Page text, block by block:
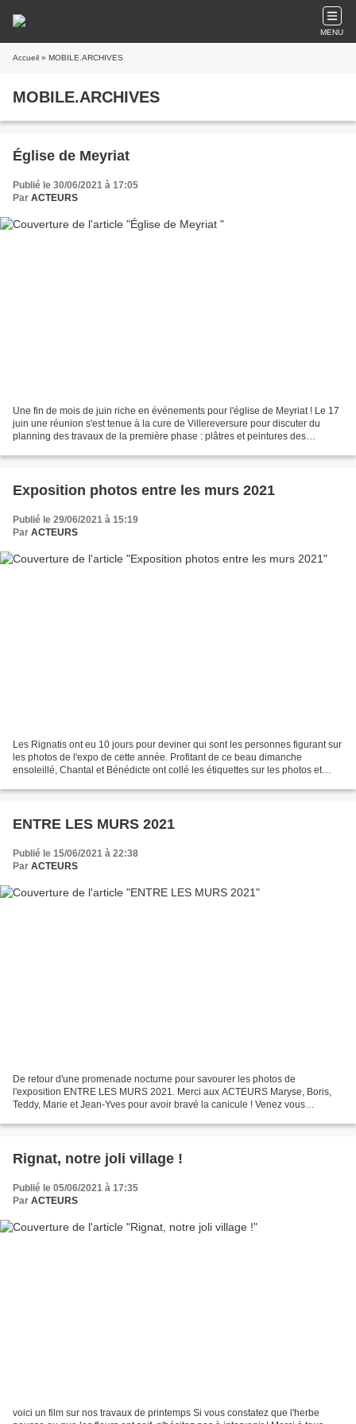
MENU
Accueil » MOBILE.ARCHIVES
MOBILE.ARCHIVES
Église de Meyriat
Publié le 30/06/2021 à 17:05
Par ACTEURS
Une fin de mois de juin riche en événements pour l'église de Meyriat ! Le 17
juin une réunion s'est tenue à la cure de Villereversure pour discuter du
planning des travaux de la première phase : plâtres et peintures des
Exposition photos entre les murs 2021
Publié le 29/06/2021 à 15:19
Par ACTEURS
Les Rignatis ont eu 10 jours pour deviner qui sont les personnes figurant sur
les photos de l'expo de cette année. Profitant de ce beau dimanche
ensoleillé, Chantal et Bénédicte ont collé les étiquettes sur les photos et
ENTRE LES MURS 2021
Publié le 15/06/2021 à 22:38
Par ACTEURS
De retour d'une promenade nocturne pour savourer les photos de
l'exposition ENTRE LES MURS 2021. Merci aux ACTEURS Maryse, Boris,
Teddy, Marie et Jean-Yves pour avoir bravé la canicule ! Venez vous
Rignat, notre joli village !
Publié le 05/06/2021 à 17:35
Par ACTEURS
voici un film sur nos travaux de printemps Si vous constatez que l'herbe